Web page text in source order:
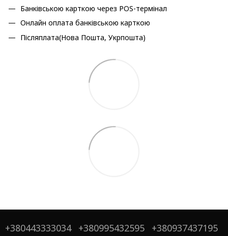
Банківською карткою через POS-термінал
Онлайн оплата банківською карткою
Післяплата(Нова Пошта, Укрпошта)
+380443333034 +380995432595 +380937437195